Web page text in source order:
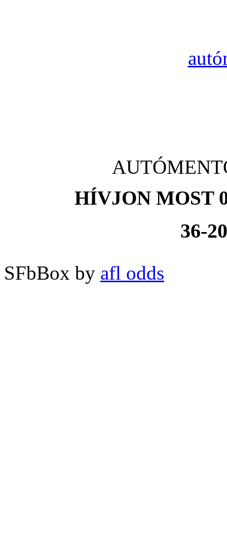
HÍVJON MOST
36-
SFbBox by afl odds